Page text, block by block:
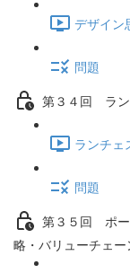
デザイン
問題
第３４回 ラン
ランチェ
問題
第３５回 ポー
略・バリューチェ